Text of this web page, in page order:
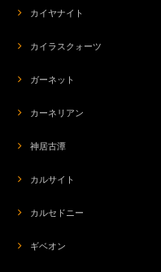
いいけどなあ…。8本集めたら秘
カイヤナイト
カイラスクォーツ
ガーネット
カーネリアン
神居古潭
カルサイト
カルセドニー
ギベオン